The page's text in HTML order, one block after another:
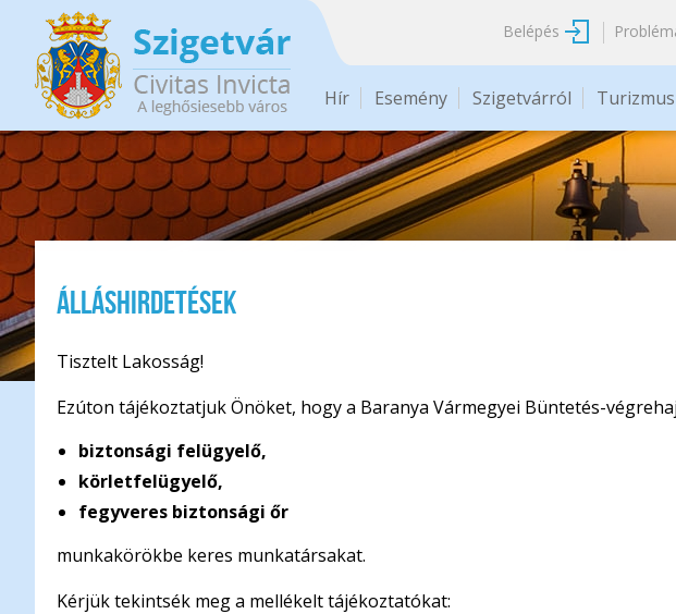
Ugrás a tartalomra
Belépés
Hír Esemény Szigetvárról Turizmus
Álláshirdetések
Tisztelt Lakosság!
Ezúton tájékoztatjuk Önöket, hogy a Baranya Vármegyei Büntetés-
biztonsági felügyelő,
körletfelügyelő,
fegyveres biztonsági őr
munkakörökbe keres munkatársakat.
Kérjük tekintsék meg a mellékelt tájékoztatókat: